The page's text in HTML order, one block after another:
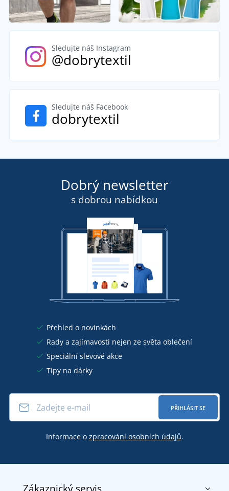
Sledujte náš Instagram
@dobrytextil
Sledujte náš Facebook
dobrytextil
Dobrý newsletter
s dobrou nabídkou
Přehled o novinkách
Rady a zajímavosti nejen ze světa oblečení
Speciální slevové akce
Tipy na dárky
PŘIHLÁSIT SE
Informace o zpracování osobních údajů.